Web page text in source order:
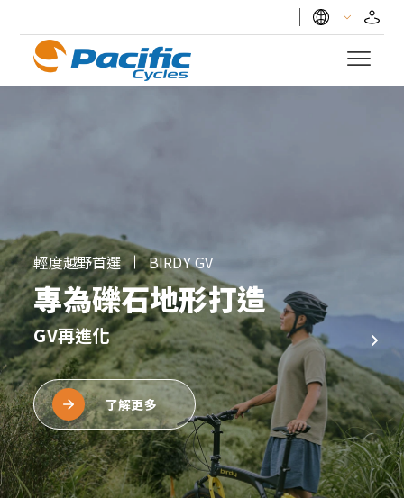
是一種生活風格、一種態
度